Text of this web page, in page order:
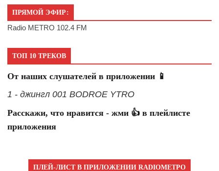
ПРЯМОЙ ЭФИР:
Radio METRO 102.4 FM
ТОП 10 ТРЕКОВ
От наших слушателей в приложении 📱
1 - джингл 001 BODROE YTRO
Расскажи, что нравится - жми 👍 в плейлисте
приложения
ПЛЕЙ-ЛИСТ В ПРИЛОЖЕНИИ RADIOМЕТРО